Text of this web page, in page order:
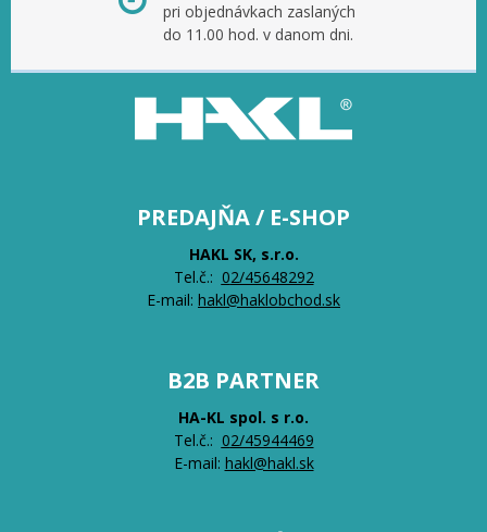
pri objednávkach zaslaných
do 11.00 hod. v danom dni.
PREDAJŇA / E-SHOP
HAKL SK, s.r.o.
Tel.č.: 02/45648292
E-mail: hakl@haklobchod.sk
B2B PARTNER
HA-KL spol. s r.o.
Tel.č.: 02/45944469
E-mail: hakl@hakl.sk